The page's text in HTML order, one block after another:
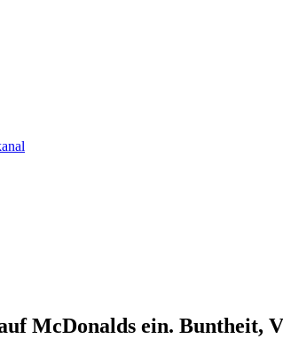
McDonalds ein. Buntheit,